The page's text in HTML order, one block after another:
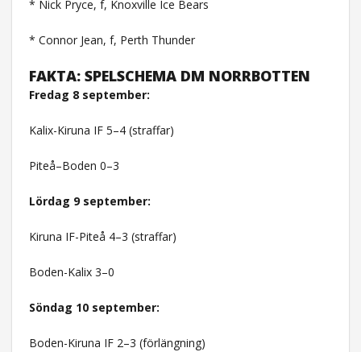
* Nick Pryce, f, Knoxville Ice Bears
* Connor Jean, f, Perth Thunder
FAKTA: SPELSCHEMA DM NORRBOTTEN
Fredag 8 september:
Kalix-Kiruna IF 5–4 (straffar)
Piteå–Boden 0–3
Lördag 9 september:
Kiruna IF-Piteå 4–3 (straffar)
Boden-Kalix 3–0
Söndag 10 september:
Boden-Kiruna IF 2–3 (förlängning)